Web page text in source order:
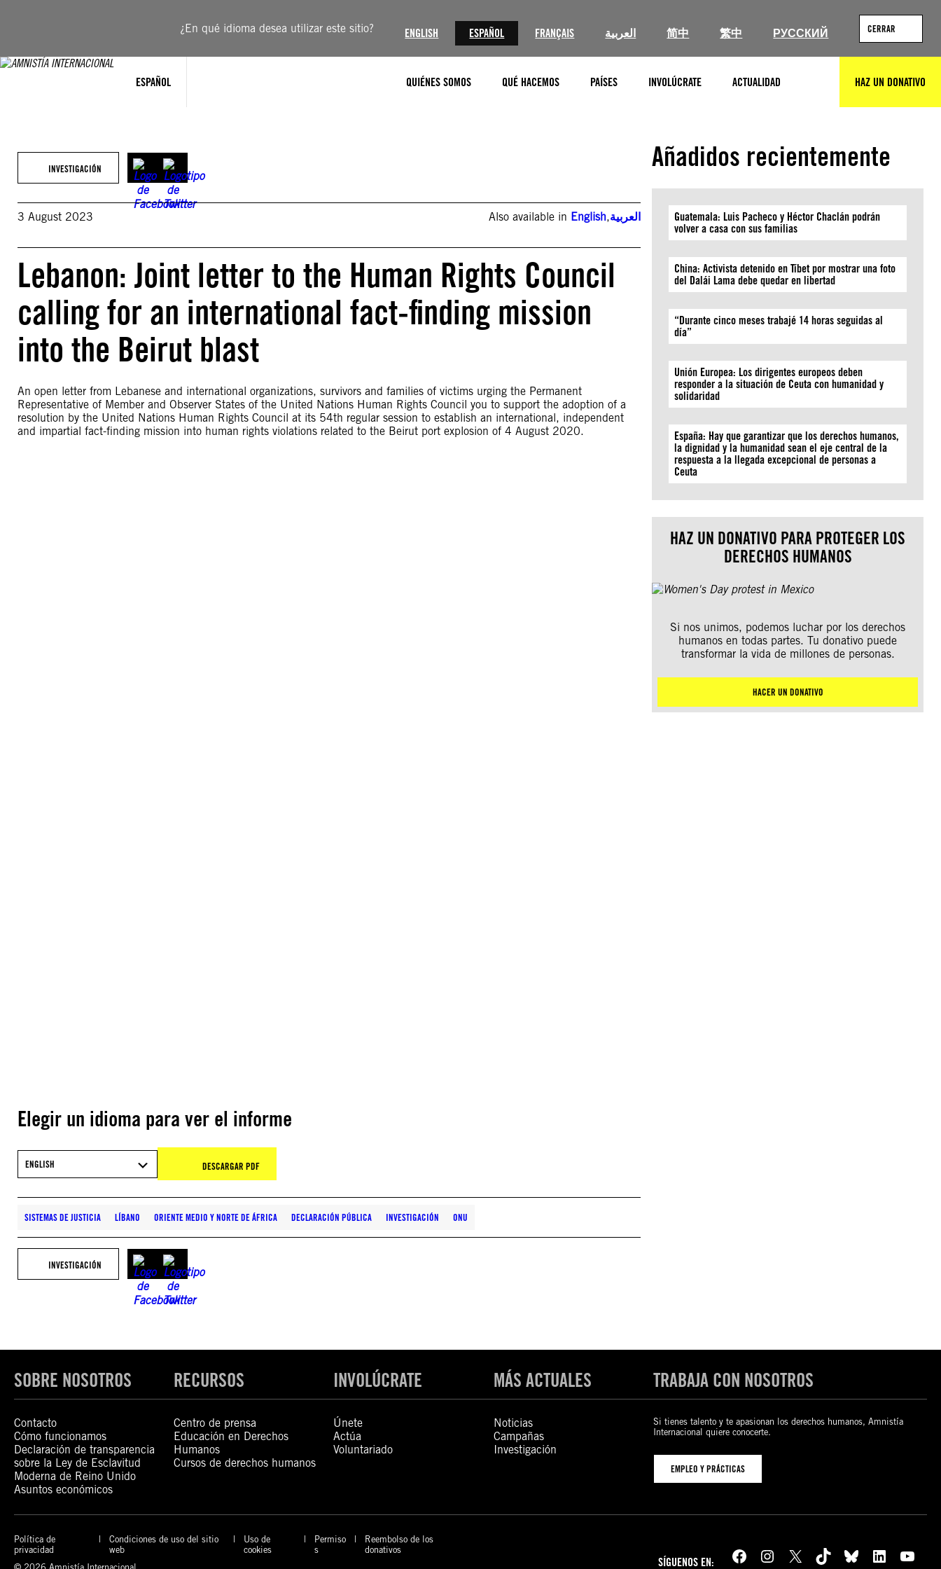
¿En qué idioma desea utilizar este sitio? ENGLISH ESPAÑOL FRANÇAIS العربية 简中 繁中 РУССКИЙ CERRAR
ESPAÑOL QUIÉNES SOMOS QUÉ HACEMOS PAÍSES INVOLÚCRATE ACTUALIDAD HAZ UN DONATIVO
INVESTIGACIÓN
3 August 2023 Also available in English,العربية
Lebanon: Joint letter to the Human Rights Council
calling for an international fact-finding mission
into the Beirut blast
An open letter from Lebanese and international organizations, survivors and families of victims urging the Permanent
Representative of Member and Observer States of the United Nations Human Rights Council you to support the adoption of a
resolution by the United Nations Human Rights Council at its 54th regular session to establish an international, independent
and impartial fact-finding mission into human rights violations related to the Beirut port explosion of 4 August 2020.
Elegir un idioma para ver el informe
ENGLISH DESCARGAR PDF
SISTEMAS DE JUSTICIA LÍBANO ORIENTE MEDIO Y NORTE DE ÁFRICA DECLARACIÓN PÚBLICA INVESTIGACIÓN ONU
INVESTIGACIÓN
Añadidos recientemente
Guatemala: Luis Pacheco y Héctor Chaclán podrán
volver a casa con sus familias
China: Activista detenido en Tíbet por mostrar una foto
del Dalái Lama debe quedar en libertad
“Durante cinco meses trabajé 14 horas seguidas al
día”
Unión Europea: Los dirigentes europeos deben
responder a la situación de Ceuta con humanidad y
solidaridad
España: Hay que garantizar que los derechos humanos,
la dignidad y la humanidad sean el eje central de la
respuesta a la llegada excepcional de personas a
Ceuta
HAZ UN DONATIVO PARA PROTEGER LOS
DERECHOS HUMANOS
Si nos unimos, podemos luchar por los derechos
humanos en todas partes. Tu donativo puede
transformar la vida de millones de personas.
HACER UN DONATIVO
SOBRE NOSOTROS
Contacto
Cómo funcionamos
Declaración de transparencia
sobre la Ley de Esclavitud
Moderna de Reino Unido
Asuntos económicos
RECURSOS
Centro de prensa
Educación en Derechos
Humanos
Cursos de derechos humanos
INVOLÚCRATE
Únete
Actúa
Voluntariado
MÁS ACTUALES
Noticias
Campañas
Investigación
TRABAJA CON NOSOTROS
Si tienes talento y te apasionan los derechos humanos, Amnistía
Internacional quiere conocerte.
EMPLEO Y PRÁCTICAS
Política de
privacidad
Condiciones de uso del sitio
web
Uso de
cookies
Permiso
s
Reembolso de los
donativos
SÍGUENOS EN: Facebook Instagram X TikTok Bluesky LinkedIn YouTube